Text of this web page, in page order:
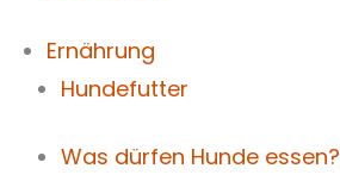
Ernährung
Hundefutter
Was dürfen Hunde essen?